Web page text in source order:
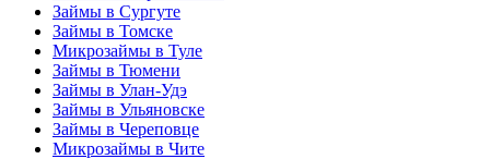
Займы в Сургуте
Займы в Томске
Микрозаймы в Туле
Займы в Тюмени
Займы в Улан-Удэ
Займы в Ульяновске
Займы в Череповце
Микрозаймы в Чите